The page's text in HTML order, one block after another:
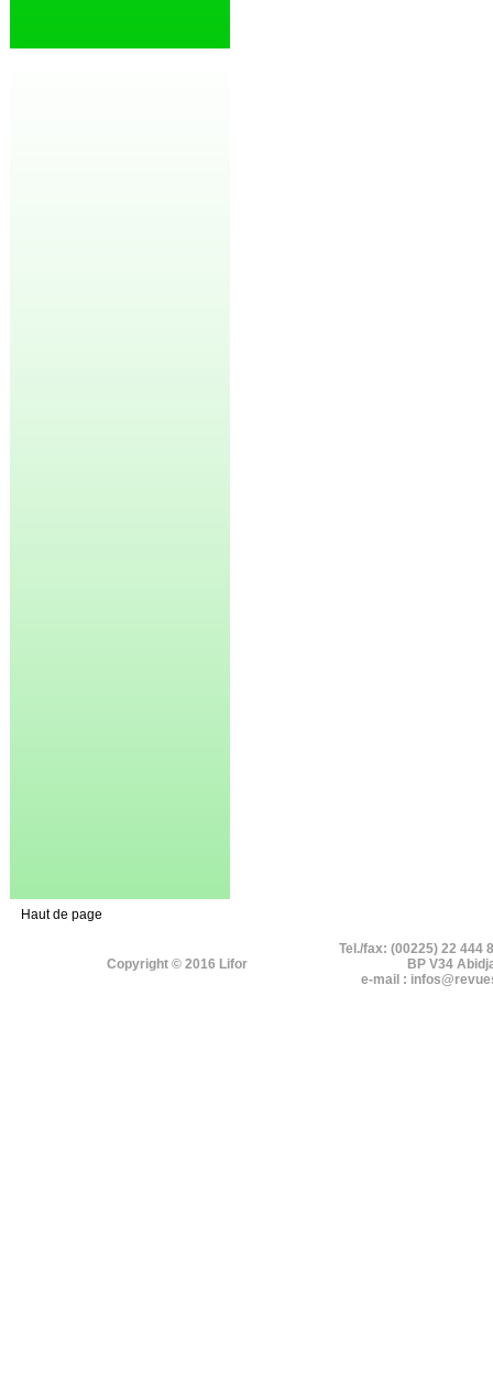
Haut de page
Copyright © 2016 Lifor
Tel./fax: (00225) 22 444
BP V34
e-mail :